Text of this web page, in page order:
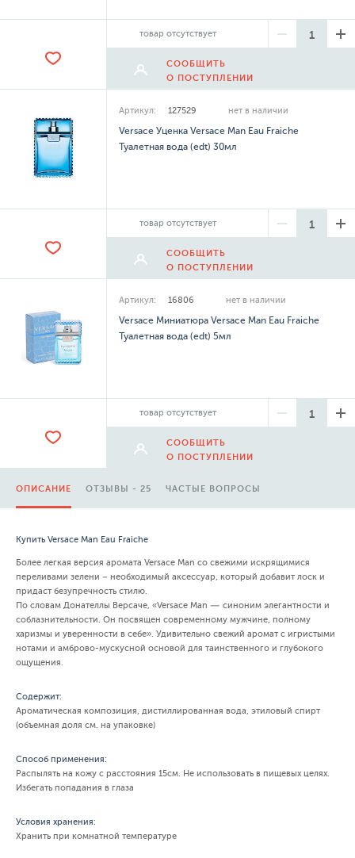
товар отсутствует
СООБЩИТЬ
О ПОСТУПЛЕНИИ
Артикул: 127529 нет в наличии
Versace Уценка Versace Man Eau Fraiche
Туалетная вода (edt) 30мл
товар отсутствует
СООБЩИТЬ
О ПОСТУПЛЕНИИ
Артикул: 16806 нет в наличии
Versace Миниатюра Versace Man Eau Fraiche
Туалетная вода (edt) 5мл
товар отсутствует
СООБЩИТЬ
О ПОСТУПЛЕНИИ
ОПИСАНИЕ ОТЗЫВЫ - 25 ЧАСТЫЕ ВОПРОСЫ
Купить Versace Man Eau Fraiche
Более легкая версия аромата Versace Man со свежими искрящимися
переливами зелени – необходимый аксессуар, который добавит лоск и
придаст безупречность стилю.
По словам Донателлы Версаче, «Versace Man — синоним элегантности и
соблазнительности. Он посвящен современному мужчине, полному
харизмы и уверенности в себе». Удивительно свежий аромат с игристыми
нотами и амброво-мускусной основой для таинственного и глубокого
ощущения.
Содержит:
Ароматическая композиция, дистиллированная вода, этиловый спирт
(объемная доля см. на упаковке)
Способ применения:
Распылять на кожу с расстояния 15см. Не использовать в пищевых целях.
Избегать попадания в глаза
Условия хранения:
Хранить при комнатной температуре